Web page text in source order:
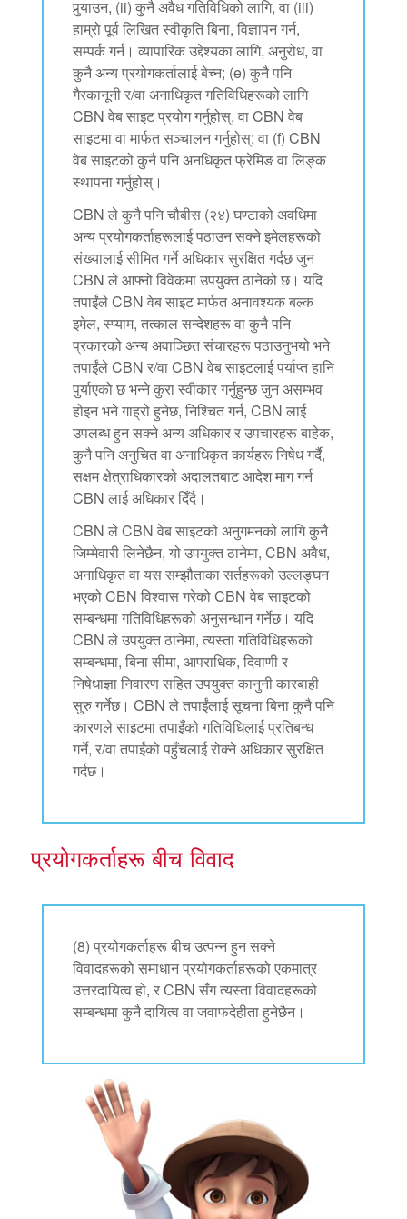
पुर्‍याउन, (ii) कुनै अवैध गतिविधिको लागि, वा (iii)
हाम्रो पूर्व लिखित स्वीकृति बिना, विज्ञापन गर्न,
सम्पर्क गर्न। व्यापारिक उद्देश्यका लागि, अनुरोध, वा
कुनै अन्य प्रयोगकर्तालाई बेच्न; (e) कुनै पनि
गैरकानूनी र/वा अनाधिकृत गतिविधिहरूको लागि
CBN वेब साइट प्रयोग गर्नुहोस्, वा CBN वेब
साइटमा वा मार्फत सञ्चालन गर्नुहोस्; वा (f) CBN
वेब साइटको कुनै पनि अनधिकृत फ्रेमिङ वा लिङ्क
स्थापना गर्नुहोस्।
CBN ले कुनै पनि चौबीस (२४) घण्टाको अवधिमा
अन्य प्रयोगकर्ताहरूलाई पठाउन सक्ने इमेलहरूको
संख्यालाई सीमित गर्ने अधिकार सुरक्षित गर्दछ जुन
CBN ले आफ्नो विवेकमा उपयुक्त ठानेको छ। यदि
तपाईंले CBN वेब साइट मार्फत अनावश्यक बल्क
इमेल, स्प्याम, तत्काल सन्देशहरू वा कुनै पनि
प्रकारको अन्य अवाञ्छित संचारहरू पठाउनुभयो भने
तपाईंले CBN र/वा CBN वेब साइटलाई पर्याप्त हानि
पुर्याएको छ भन्ने कुरा स्वीकार गर्नुहुन्छ जुन असम्भव
होइन भने गाह्रो हुनेछ, निश्चित गर्न, CBN लाई
उपलब्ध हुन सक्ने अन्य अधिकार र उपचारहरू बाहेक,
कुनै पनि अनुचित वा अनाधिकृत कार्यहरू निषेध गर्दै,
सक्षम क्षेत्राधिकारको अदालतबाट आदेश माग गर्न
CBN लाई अधिकार दिँदै।
CBN ले CBN वेब साइटको अनुगमनको लागि कुनै
जिम्मेवारी लिनेछैन, यो उपयुक्त ठानेमा, CBN अवैध,
अनाधिकृत वा यस सम्झौताका सर्तहरूको उल्लङ्घन
भएको CBN विश्वास गरेको CBN वेब साइटको
सम्बन्धमा गतिविधिहरूको अनुसन्धान गर्नेछ। यदि
CBN ले उपयुक्त ठानेमा, त्यस्ता गतिविधिहरूको
सम्बन्धमा, बिना सीमा, आपराधिक, दिवाणी र
निषेधाज्ञा निवारण सहित उपयुक्त कानुनी कारबाही
सुरु गर्नेछ। CBN ले तपाईंलाई सूचना बिना कुनै पनि
कारणले साइटमा तपाइँको गतिविधिलाई प्रतिबन्ध
गर्ने, र/वा तपाईंको पहुँचलाई रोक्ने अधिकार सुरक्षित
गर्दछ।
प्रयोगकर्ताहरू बीच विवाद
(8) प्रयोगकर्ताहरू बीच उत्पन्न हुन सक्ने
विवादहरूको समाधान प्रयोगकर्ताहरूको एकमात्र
उत्तरदायित्व हो, र CBN सँग त्यस्ता विवादहरूको
सम्बन्धमा कुनै दायित्व वा जवाफदेहीता हुनेछैन।